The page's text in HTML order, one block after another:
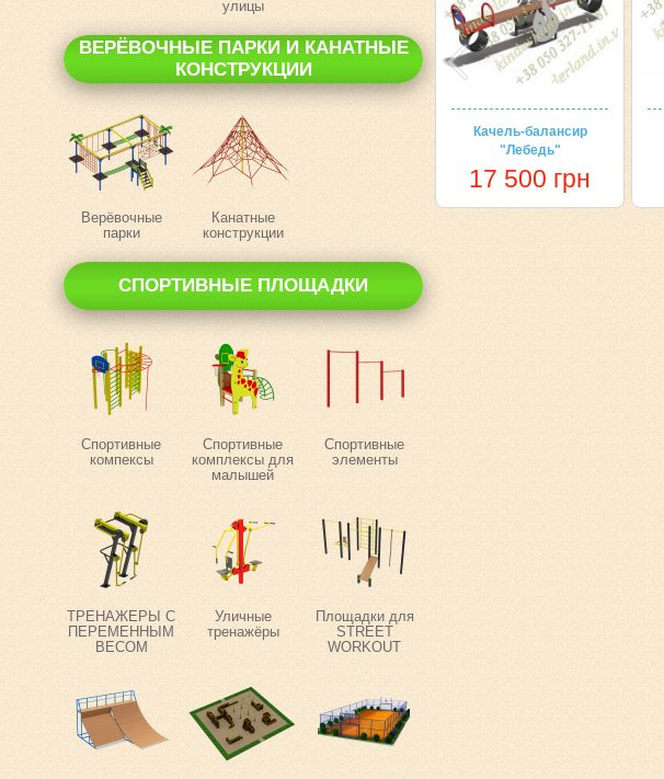
улицы
ВЕРЁВОЧНЫЕ ПАРКИ И КАНАТНЫЕ
КОНСТРУКЦИИ
Верёвочные
парки
Канатные
конструкции
СПОРТИВНЫЕ ПЛОЩАДКИ
Спортивные
компексы
Спортивные
комплексы для
малышей
Спортивные
элементы
ТРЕНАЖЕРЫ С
ПЕРЕМЕННЫМ
ВЕСОМ
Уличные
тренажёры
Площадки для
STREET
WORKOUT
Качель-балансир
"Лебедь"
17 500 грн